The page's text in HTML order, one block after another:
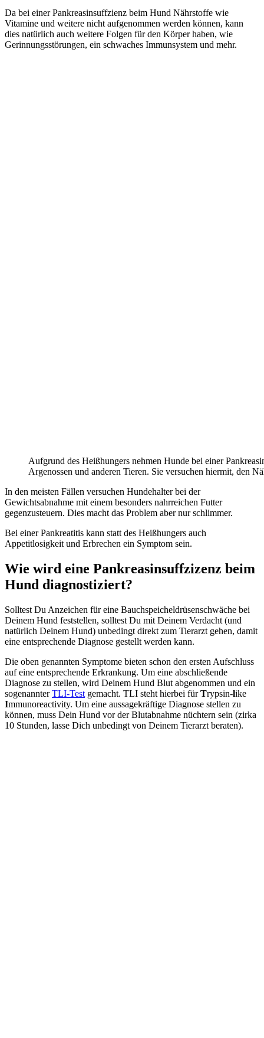
Da bei einer Pankreasinsuffzienz beim Hund Nährstoffe wie
Vitamine und weitere nicht aufgenommen werden können, kann
dies natürlich auch weitere Folgen für den Körper haben, wie
Gerinnungsstörungen, ein schwaches Immunsystem und mehr.
Aufgrund des Heißhungers nehmen Hunde bei einer
Argenossen und anderen Tieren. Sie versuchen hiermit, den
In den meisten Fällen versuchen Hundehalter bei der
Gewichtsabnahme mit einem besonders nahrreichen Futter
gegenzusteuern. Dies macht das Problem aber nur schlimmer.
Bei einer Pankreatitis kann statt des Heißhungers auch
Appetitlosigkeit und Erbrechen ein Symptom sein.
Wie wird eine Pankreasinsuffzizenz beim
Hund diagnostiziert?
Solltest Du Anzeichen für eine Bauchspeicheldrüsenschwäche bei
Deinem Hund feststellen, solltest Du mit Deinem Verdacht (und
natürlich Deinem Hund) unbedingt direkt zum Tierarzt gehen, damit
eine entsprechende Diagnose gestellt werden kann.
Die oben genannten Symptome bieten schon den ersten Aufschluss
auf eine entsprechende Erkrankung. Um eine abschließende
Diagnose zu stellen, wird Deinem Hund Blut abgenommen und ein
sogenannterTLI-Test gemacht. TLI steht hierbei fürTrypsin-like
Immunoreactivity. Um eine aussagekräftige Diagnose stellen zu
können, muss Dein Hund vor der Blutabnahme nüchtern sein (zirka
10 Stunden, lasse Dich unbedingt von Deinem Tierarzt beraten).